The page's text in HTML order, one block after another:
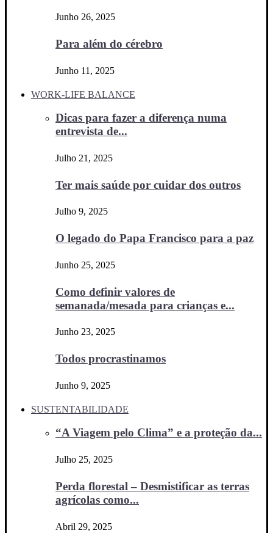
Junho 26, 2025
Para além do cérebro
Junho 11, 2025
WORK-LIFE BALANCE
Dicas para fazer a diferença numa
entrevista de...
Julho 21, 2025
Ter mais saúde por cuidar dos outros
Julho 9, 2025
O legado do Papa Francisco para a paz
Junho 25, 2025
Como definir valores de
semanada/mesada para crianças e...
Junho 23, 2025
Todos procrastinamos
Junho 9, 2025
SUSTENTABILIDADE
“A Viagem pelo Clima” e a proteção da...
Julho 25, 2025
Perda florestal – Desmistificar as terras
agrícolas como...
Abril 29, 2025